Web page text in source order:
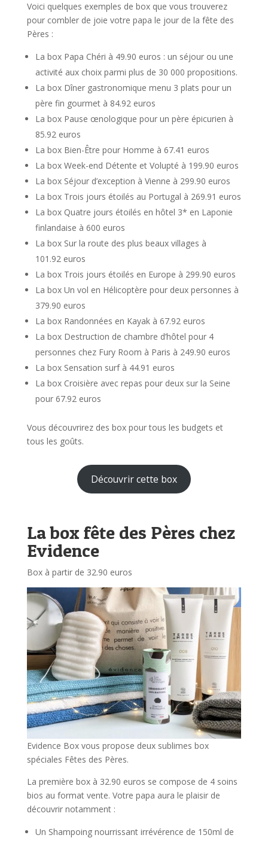
Voici quelques exemples de box que vous trouverez
pour combler de joie votre papa le jour de la fête des
Pères :
La box Papa Chéri à 49.90 euros : un séjour ou une
activité aux choix parmi plus de 30 000 propositions.
La box Dîner gastronomique menu 3 plats pour un
père fin gourmet à 84.92 euros
La box Pause œnologique pour un père épicurien à
85.92 euros
La box Bien-Être pour Homme à 67.41 euros
La box Week-end Détente et Volupté à 199.90 euros
La box Séjour d’exception à Vienne à 299.90 euros
La box Trois jours étoilés au Portugal à 269.91 euros
La box Quatre jours étoilés en hôtel 3* en Laponie
finlandaise à 600 euros
La box Sur la route des plus beaux villages à
101.92 euros
La box Trois jours étoilés en Europe à 299.90 euros
La box Un vol en Hélicoptère pour deux personnes à
379.90 euros
La box Randonnées en Kayak à 67.92 euros
La box Destruction de chambre d’hôtel pour 4
personnes chez Fury Room à Paris à 249.90 euros
La box Sensation surf à 44.91 euros
La box Croisière avec repas pour deux sur la Seine
pour 67.92 euros
Vous découvrirez des box pour tous les budgets et
tous les goûts.
Découvrir cette box
La box fête des Pères chez
Evidence
Box à partir de 32.90 euros
Evidence Box vous propose deux sublimes box
spéciales Fêtes des Pères.
La première box à 32.90 euros se compose de 4 soins
bios au format vente. Votre papa aura le plaisir de
découvrir notamment :
Un Shampoing nourrissant irrévérence de 150ml de